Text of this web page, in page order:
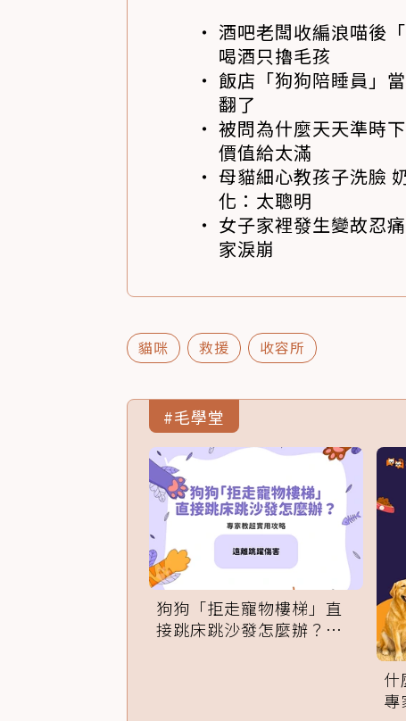
酒吧老闆收編浪喵後
喝酒只擼毛孩
飯店「狗狗陪睡員」
翻了
被問為什麼天天準時
價值給太滿
母貓細心教孩子洗臉
化：太聰明
女子家裡發生變故忍
家淚崩
貓咪 救援 收容所
#毛學堂
狗狗「拒走寵物樓梯」直
接跳床跳沙發怎麼辦？專
什
專